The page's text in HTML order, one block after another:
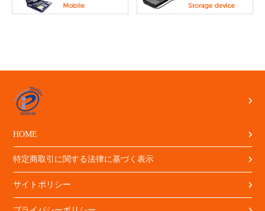
HOME
特定商取引に関する法律に基づく表示
サイトポリシー